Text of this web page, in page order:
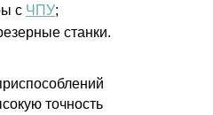
с ЧПУ;
станки.
точность